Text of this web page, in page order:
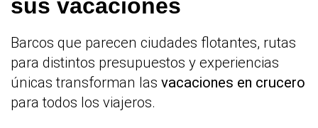
sus vacaciones
Barcos que parecen ciudades flotantes, rutas
para distintos presupuestos y experiencias
únicas transforman las vacaciones en crucero
para todos los viajeros.